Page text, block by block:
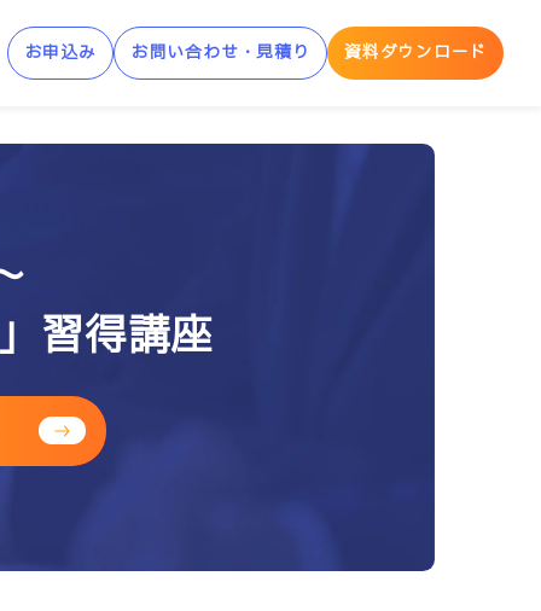
AWS 「安心サンドボックス」
お申込み お問い合わせ・見積り 資料ダウンロード
習得講座